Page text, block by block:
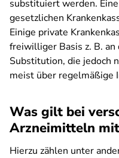
substituiert werden.
gesetzlichen
Einige private
freiwilliger Basis z. B. an
Substitution, die jedoch
meist über regelmäßige
Was gilt bei
Arzneimitteln
Hierzu zählen unter